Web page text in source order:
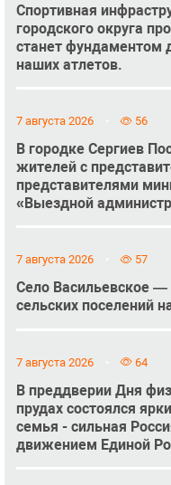
Спортивная
городского округа
станет фундаментом
наших атлетов.
7 августа 2026 56
В городке Сергиев
жителей с
представителями
«Выездной
7 августа 2026 57
Село Васильевское
сельских поселений
7 августа 2026 64
В преддверии Дня
прудах состоялся
семья - сильная
движением Единой